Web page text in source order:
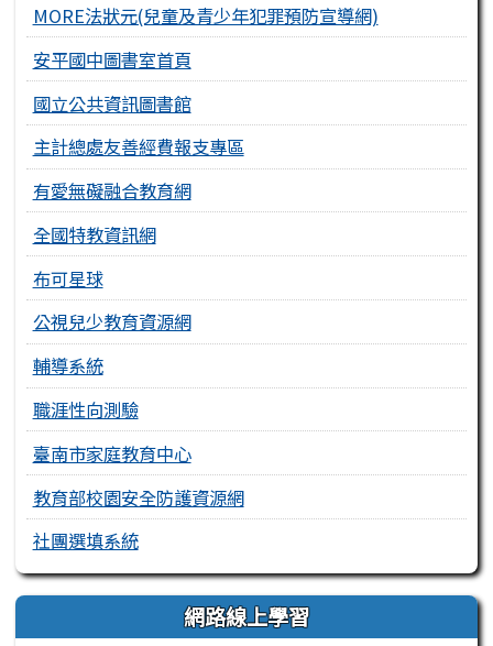
MORE法狀元(兒童及青少年犯罪預防宣導網)
安平國中圖書室首頁
國立公共資訊圖書館
主計總處友善經費報支專區
有愛無礙融合教育網
全國特教資訊網
布可星球
公視兒少教育資源網
輔導系統
職涯性向測驗
臺南市家庭教育中心
教育部校園安全防護資源網
社團選填系統
網路線上學習